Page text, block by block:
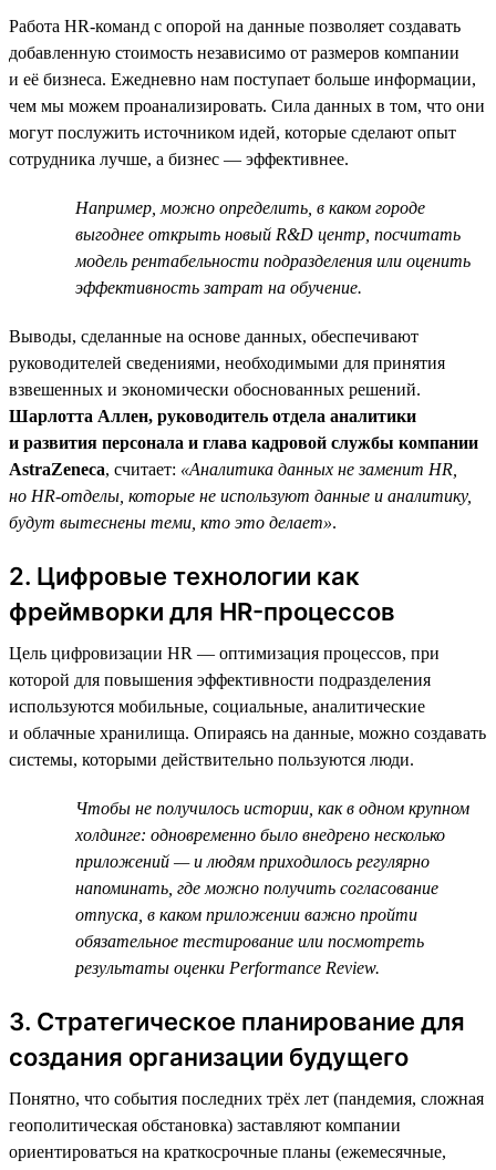
Работа HR-команд с опорой на данные позволяет создавать
добавленную стоимость независимо от размеров компании
и её бизнеса. Ежедневно нам поступает больше информации,
чем мы можем проанализировать. Сила данных в том, что они
могут послужить источником идей, которые сделают опыт
сотрудника лучше, а бизнес — эффективнее.
Например, можно определить, в каком городе
выгоднее открыть новый R&D центр, посчитать
модель рентабельности подразделения или оценить
эффективность затрат на обучение.
Выводы, сделанные на основе данных, обеспечивают
руководителей сведениями, необходимыми для принятия
взвешенных и экономически обоснованных решений.
Шарлотта Аллен, руководитель отдела аналитики
и развития персонала и глава кадровой службы компании
AstraZeneca, считает: «Аналитика данных не заменит HR,
но HR-отделы, которые не используют данные и аналитику,
будут вытеснены теми, кто это делает».
2. Цифровые технологии как
фреймворки для HR-процессов
Цель цифровизации HR — оптимизация процессов, при
которой для повышения эффективности подразделения
используются мобильные, социальные, аналитические
и облачные хранилища. Опираясь на данные, можно создавать
системы, которыми действительно пользуются люди.
Чтобы не получилось истории, как в одном крупном
холдинге: одновременно было внедрено несколько
приложений — и людям приходилось регулярно
напоминать, где можно получить согласование
отпуска, в каком приложении важно пройти
обязательное тестирование или посмотреть
результаты оценки Performance Review.
3. Стратегическое планирование для
создания организации будущего
Понятно, что события последних трёх лет (пандемия, сложная
геополитическая обстановка) заставляют компании
ориентироваться на краткосрочные планы (ежемесячные,